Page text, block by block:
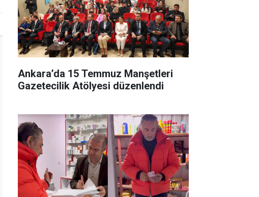
Ankara’da 15 Temmuz Manşetleri
Gazetecilik Atölyesi düzenlendi